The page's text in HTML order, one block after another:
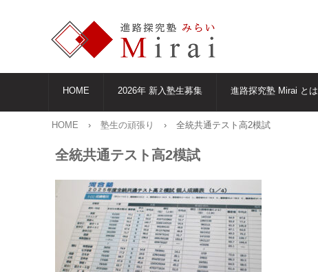
HOME 2026年 新入塾生募集 進路探究塾 Mirai とは
HOME › 塾生の頑張り › 全統共通テスト高2模試
全統共通テスト高2模試